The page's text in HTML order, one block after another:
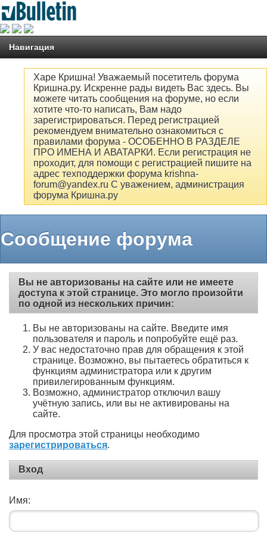
Навигация
Харе Кришна! Уважаемый посетитель форума
Кришна.ру. Искренне рады видеть Вас здесь. Вы
можете читать сообщения на форуме, но если
хотите что-то написать, Вам надо
зарегистрироваться. Перед регистрацией
рекомендуем внимательно ознакомиться с
правилами форума - ОСОБЕННО В РАЗДЕЛЕ
ПРО ИМЕНА И АВАТАРКИ. Если регистрация не
проходит, для помощи с регистрацией пишите на
адрес техподдержки форума krishna-
forum@yandex.ru С уважением, администрация
форума Кришна.ру
Сообщение форума
Вы не авторизованы на сайте или не имеете
доступа к этой странице. Это могло произойти
по одной из нескольких причин:
Вы не авторизованы на сайте. Введите имя
пользователя и пароль и попробуйте ещё раз.
У вас недостаточно прав для обращения к этой
странице. Возможно, вы пытаетесь обратиться к
функциям администратора или к другим
привилегированным функциям.
Возможно, администратор отключил вашу
учётную запись, или вы не активированы на
сайте.
Для просмотра этой страницы необходимо
зарегистрироваться.
Вход
Имя: